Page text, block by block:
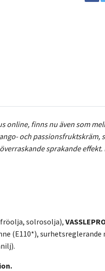
finns nu även som
och
sprakande
solrosolja),
(E110*), surhetsreglerande